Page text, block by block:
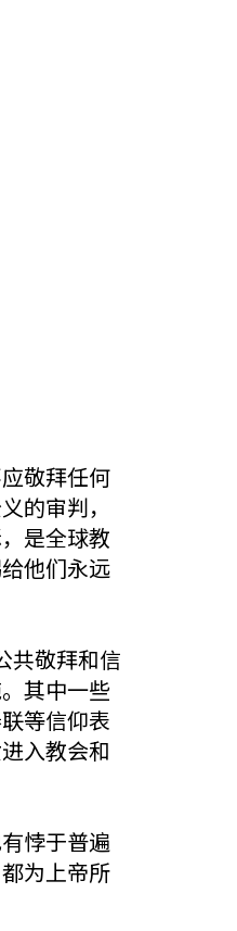
敬拜任何
的审判，
是全球教
他们永远
共敬拜和信
其中一些
等信仰表
入教会和
悖于普遍
为上帝所